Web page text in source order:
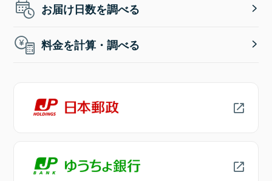
お届け日数を調べる
料金を計算・調べる